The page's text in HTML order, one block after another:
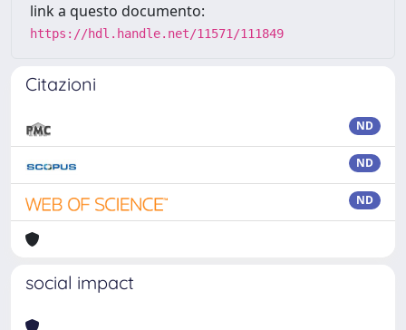
link a questo documento:
https://hdl.handle.net/11571/111849
Citazioni
ND
ND
ND
social impact